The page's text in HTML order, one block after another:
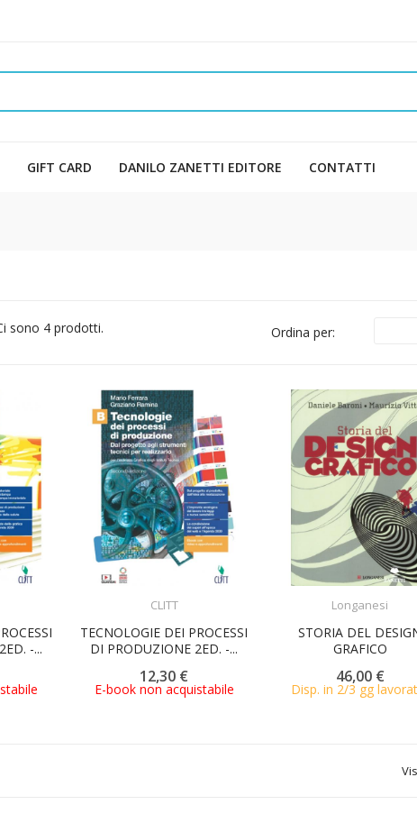
GIFT CARD DANILO ZANETTI EDITORE CONTATTI
sono 4 prodotti. Ordina per:
-...
CLITT
TECNOLOGIE DEI PROCESSI
DI PRODUZIONE 2ED. -...
12,30 €
E-book non acquistabile
Longanesi
STORIA DEL
GRAFICO
46,00 €
Disp. in 2/3 gg